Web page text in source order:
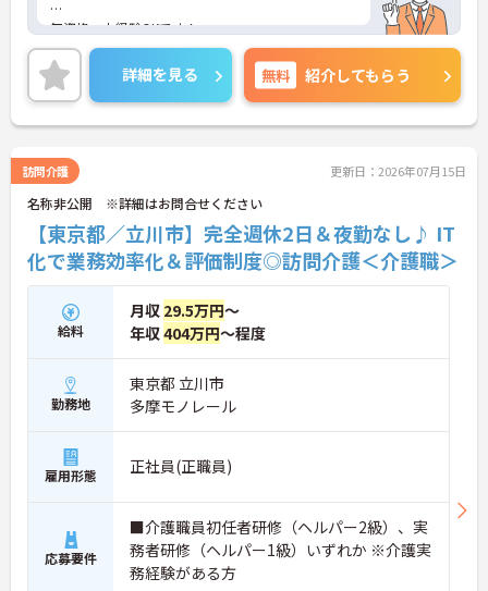
無資格・未経験OKです！
もちろん経験者の方のご応募もお待ちしております
♪
ご興味のある方は、マイナビ介護職までお問い合わ
詳細を見る 無料 紹介してもらう
訪問介護 更新日：2026年07月15日
名称非公開 ※詳細はお問合せください
【東京都／立川市】完全週休2日＆夜勤なし♪ IT
化で業務効率化＆評価制度◎訪問介護＜介護職＞
給料
月収 29.5万円～
年収404万円～程度
勤務地
東京都 立川市
多摩モノレール
雇用形態 正社員(正職員)
応募要件
■介護職員初任者研修（ヘルパー2級）、実
務者研修（ヘルパー1級）いずれか ※介護実
務経験がある方